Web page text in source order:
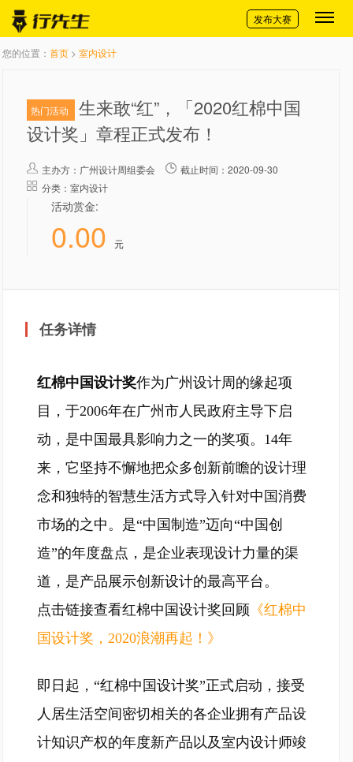
切换导航
发布大赛
您的位置： 首页 > 室内设计
热门活动
生来敢“红”，「2020红棉中国
设计奖」章程正式发布！
主办方： 广州设计周组委会
截止时间：2020-09-30
分类：室内设计
活动赏金:
0.00 元
任务详情
红棉中国设计奖作为广州设计周的缘起项
目，于2006年在广州市人民政府主导下启
动，是中国最具影响力之一的奖项。14年
来，它坚持不懈地把众多创新前瞻的设计理
念和独特的智慧生活方式导入针对中国消费
市场的之中。是“中国制造”迈向“中国创
造”的年度盘点，是企业表现设计力量的渠
道，是产品展示创新设计的最高平台。
点击链接查看红棉中国设计奖回顾 《红棉中
国设计奖，2020浪潮再起！》
即日起，“红棉中国设计奖”正式启动，接受
人居生活空间密切相关的各企业拥有产品设
计知识产权的年度新产品以及室内设计师竣